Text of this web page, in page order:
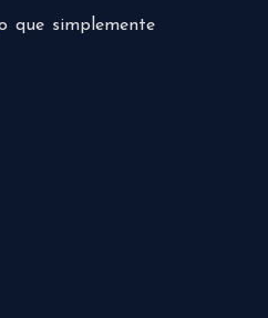
que simplemente